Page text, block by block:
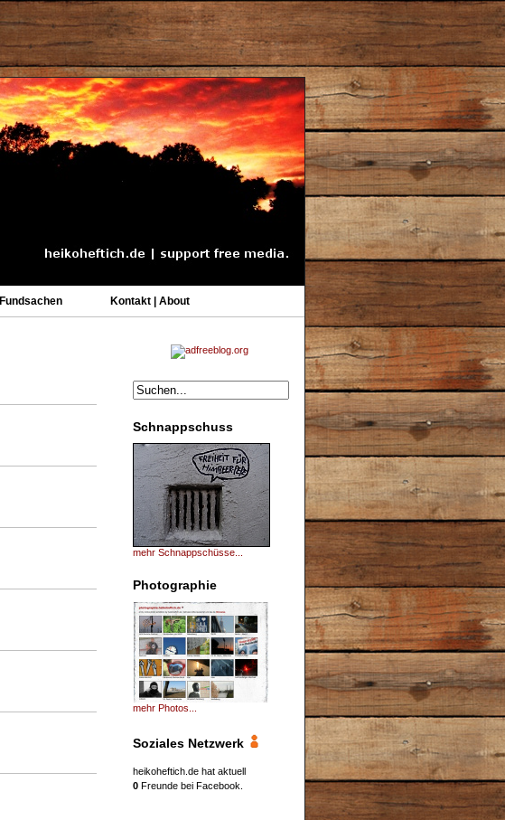
Fundsachen Kontakt | About
Schnappschuss
mehr Schnappschüsse...
Photographie
mehr Photos...
Soziales Netzwerk
heikoheftich.de hat aktuell
0 Freunde bei Facebook.